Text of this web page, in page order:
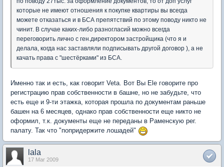
которые не имеют отношения к покупке квартиры вы всегда
можете отказаться и в БСА препятствий по этому поводу никто не
чинит. В случае каких-либо разногласий можно всегда
переговорить лично с ген.директором застройщика (что я и
делала, когда нас заставляли подписывать другой договор ), а не
качать права с "шестёрками" из БСА.
Именно так и есть, как говорит Veta. Вот Вы Ele говорите про
регистрацию прав собственности в башне, но не забудьте, что
есть еще и 9-ти этажка, которая прошла по документам раньше
башен на 6 месяцев, однако прав собственности еще никто не
оформил, т.к. документы еще не переданы в Раменскую рег.
палату. Так что "попридержите лошадей"
lala
17 Mar 2009